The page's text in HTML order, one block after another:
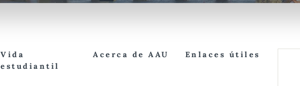
Vida
estudiantil
Acerca de AAU Enlaces útiles